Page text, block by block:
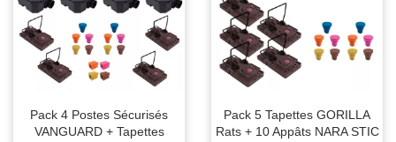
Pack 4 Postes Sécurisés
VANGUARD + Tapettes
Pack 5 Tapettes GORILLA
Rats + 10 Appâts NARA STIC